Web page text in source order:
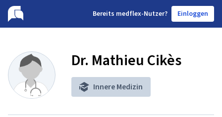
Bereits medflex-Nutzer? Einloggen
Dr. Mathieu Cikès
Innere Medizin